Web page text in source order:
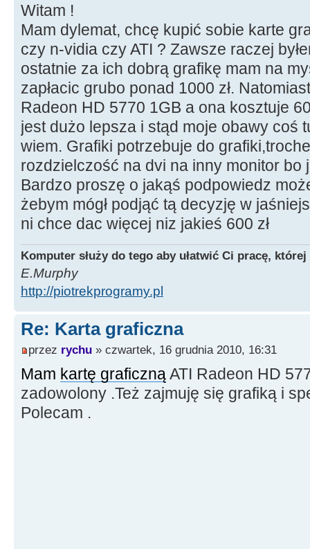
Witam !
Mam dylemat, chcę kupić sobie karte
czy n-vidia czy ATI ? Zawsze raczej
ostatnie za ich dobrą grafikę mam na
zapłacic grubo ponad 1000 zł.
Radeon HD 5770 1GB a ona kosztuje
jest dużo lepsza i stąd moje obawy coś
wiem. Grafiki potrzebuje do
rozdzielczość na dvi na inny monitor bo
Bardzo proszę o jakąś podpowiedz
żebym mógł podjąć tą decyzję w
ni chce dac więcej niz jakieś 600 zł
Komputer służy do tego aby ułatwić Ci pracę,
E.Murphy
http://piotrekprogramy.pl
Re: Karta graficzna
przez rychu » czwartek, 16 grudnia 2010, 16:31
Mam kartę graficznąATI Radeon HD
zadowolony .Też zajmuję się grafiką i
Polecam .